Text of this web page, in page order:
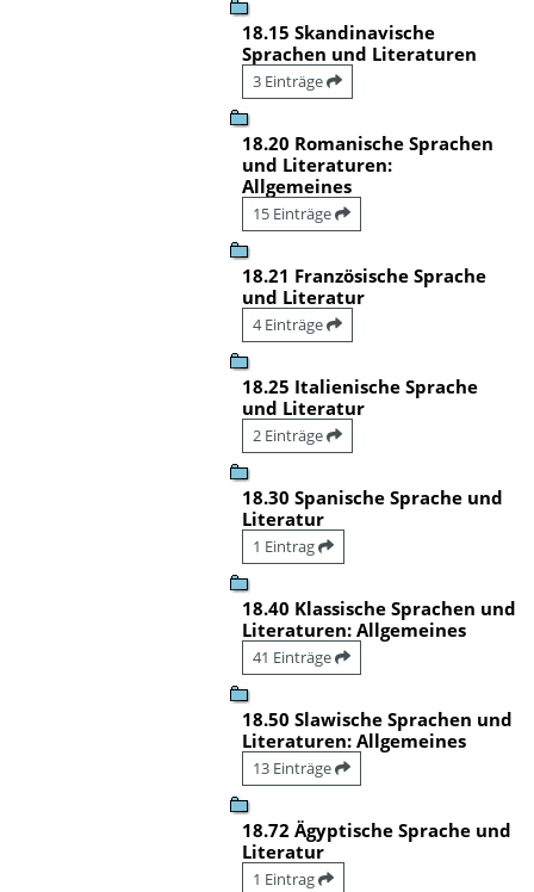
18.15 Skandinavische
Sprachen und Literaturen
3 Einträge
18.20 Romanische Sprachen
und Literaturen:
Allgemeines
15 Einträge
18.21 Französische Sprache
und Literatur
4 Einträge
18.25 Italienische Sprache
und Literatur
2 Einträge
18.30 Spanische Sprache und
Literatur
1 Eintrag
18.40 Klassische Sprachen und
Literaturen: Allgemeines
41 Einträge
18.50 Slawische Sprachen und
Literaturen: Allgemeines
13 Einträge
18.72 Ägyptische Sprache und
Literatur
1 Eintrag